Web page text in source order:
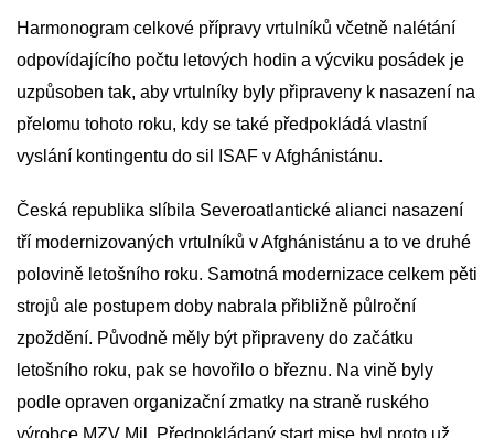
Harmonogram celkové přípravy vrtulníků včetně nalétání
odpovídajícího počtu letových hodin a výcviku posádek je
uzpůsoben tak, aby vrtulníky byly připraveny k nasazení na
přelomu tohoto roku, kdy se také předpokládá vlastní
vyslání kontingentu do sil ISAF v Afghánistánu.
Česká republika slíbila Severoatlantické alianci nasazení
tří modernizovaných vrtulníků v Afghánistánu a to ve druhé
polovině letošního roku. Samotná modernizace celkem pěti
strojů ale postupem doby nabrala přibližně půlroční
zpoždění. Původně měly být připraveny do začátku
letošního roku, pak se hovořilo o březnu. Na vině byly
podle opraven organizační zmatky na straně ruského
výrobce MZV Mil. Předpokládaný start mise byl proto už